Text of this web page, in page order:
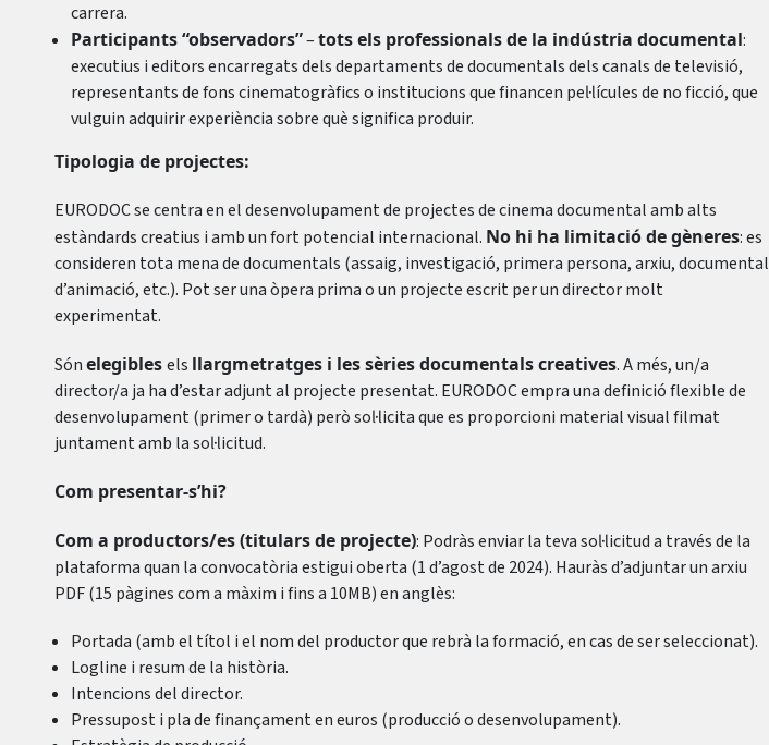
carrera.
Participants “observadors”–tots els professionals de la indústria documental:
executius i editors encarregats dels departaments de documentals dels canals de televisió,
representants de fons cinematogràfics o institucions que financen pel·lícules de no ficció, que
vulguin adquirir experiència sobre què significa produir.
Tipologia de projectes:
EURODOC se centra en el desenvolupament de projectes de cinema documental amb alts
estàndards creatius i amb un fort potencial internacional. No hi ha limitació de gèneres: es
consideren tota mena de documentals (assaig, investigació, primera persona, arxiu, documental
d’animació, etc.). Pot ser una òpera prima o un projecte escrit per un director molt
experimentat.
Sónelegiblesels llargmetratges i les sèries documentals creatives. A més, un/a
director/a ja ha d’estar adjunt al projecte presentat. EURODOC empra una definició flexible de
desenvolupament (primer o tardà) però sol·licita que es proporcioni material visual filmat
juntament amb la sol·licitud.
Com presentar-s’hi?
Com a productors/es (titulars de projecte): Podràs enviar la teva sol·licitud a través de la
plataforma quan la convocatòria estigui oberta (1 d’agost de 2024). Hauràs d’adjuntar un arxiu
PDF (15 pàgines com a màxim i fins a 10MB) en anglès:
Portada (amb el títol i el nom del productor que rebrà la formació, en cas de ser seleccionat).
Logline i resum de la història.
Intencions del director.
Pressupost i pla de finançament en euros (producció o desenvolupament).